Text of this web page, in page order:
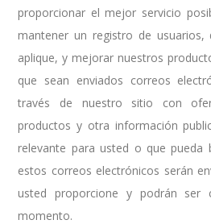
proporcionar el mejor servicio
mantener un registro de
aplique, y mejorar nuestros
que sean enviados correos
través de nuestro sitio con
productos y otra información
relevante para usted o que pueda
estos correos electrónicos serán
usted proporcione y podrán ser
momento.